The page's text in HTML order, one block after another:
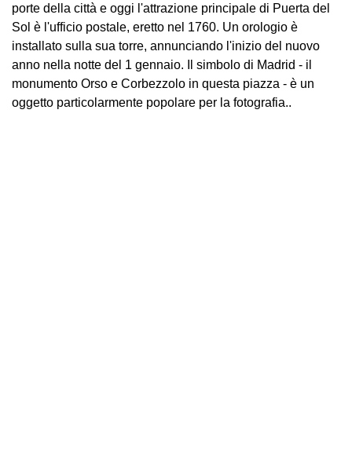
porte della città e oggi l'attrazione principale di Puerta del
Sol è l'ufficio postale, eretto nel 1760. Un orologio è
installato sulla sua torre, annunciando l'inizio del nuovo
anno nella notte del 1 gennaio. Il simbolo di Madrid - il
monumento Orso e Corbezzolo in questa piazza - è un
oggetto particolarmente popolare per la fotografia..